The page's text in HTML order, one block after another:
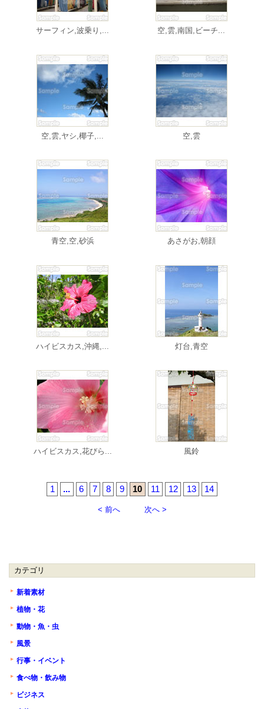
サーフィン,波乗り,... 空,雲,南国,ビーチ...
空,雲,ヤシ,椰子,... 空,雲
青空,空,砂浜 あさがお,朝顔
ハイビスカス,沖縄,... 灯台,青空
ハイビスカス,花びら... 風鈴
< 前へ
1 ... 6 7 8 9 10 11 12 13 14
次へ >
カテゴリ
新着素材
植物・花
動物・魚・虫
風景
行事・イベント
食べ物・飲み物
ビジネス